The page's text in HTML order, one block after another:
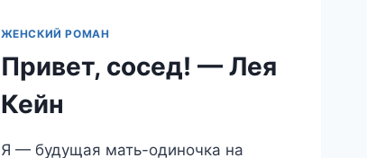
ЖЕНСКИЙ РОМАН
Привет, сосед! — Лея
Кейн
Я — будущая мать-одиночка на